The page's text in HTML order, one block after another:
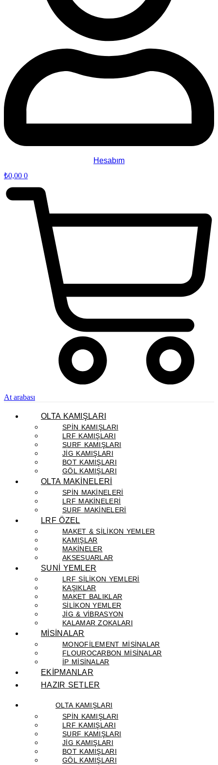
Hesabım
₺0,00 0
At arabası
OLTA KAMIŞLARI
SPIN KAMIŞLARI
LRF KAMIŞLARI
SURF KAMIŞLARI
JIG KAMIŞLARI
BOT KAMIŞLARI
GÖL KAMIŞLARI
OLTA MAKİNELERİ
SPIN MAKINELERI
LRF MAKINELERI
SURF MAKINELERI
LRF ÖZEL
MAKET & SILIKON YEMLER
KAMIŞLAR
MAKINELER
AKSESUARLAR
SUNİ YEMLER
LRF SILIKON YEMLERI
KAŞIKLAR
MAKET BALIKLAR
SILIKON YEMLER
JIG & VIBRASYON
KALAMAR ZOKALARI
MİSİNALAR
MONOFILEMENT MISINALAR
FLOUROCARBON MISINALAR
IP MISINALAR
EKİPMANLAR
HAZIR SETLER
OLTA KAMIŞLARI
SPIN KAMIŞLARI
LRF KAMIŞLARI
SURF KAMIŞLARI
JIG KAMIŞLARI
BOT KAMIŞLARI
GÖL KAMIŞLARI